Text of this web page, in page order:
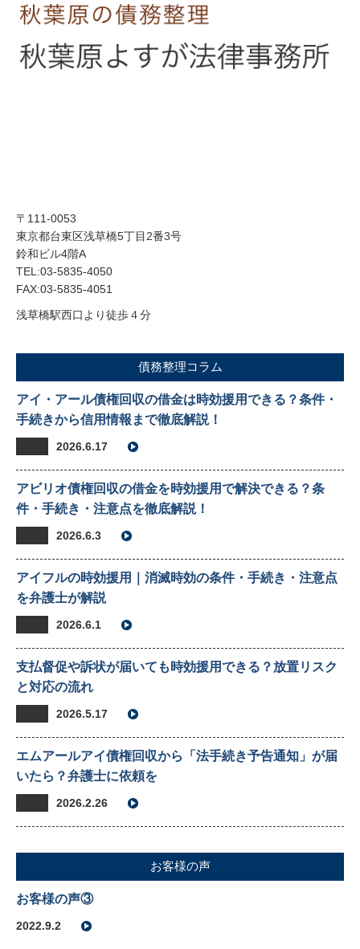
〒111-0053
東京都台東区浅草橋5丁目2番3号
鈴和ビル4階A
TEL:03-5835-4050
FAX:03-5835-4051
浅草橋駅西口より徒歩４分
債務整理コラム
アイ・アール債権回収の借金は時効援用できる？条件・
手続きから信用情報まで徹底解説！
2026.6.17
アビリオ債権回収の借金を時効援用で解決できる？条
件・手続き・注意点を徹底解説！
2026.6.3
アイフルの時効援用｜消滅時効の条件・手続き・注意点
を弁護士が解説
2026.6.1
支払督促や訴状が届いても時効援用できる？放置リスク
と対応の流れ
2026.5.17
エムアールアイ債権回収から「法手続き予告通知」が届
いたら？弁護士に依頼を
2026.2.26
お客様の声
お客様の声③
2022.9.2